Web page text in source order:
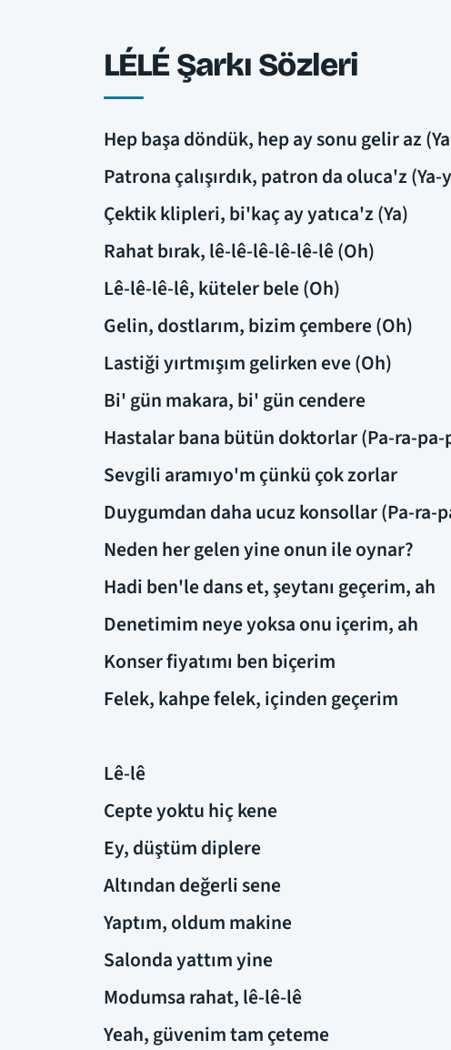
LÉLÉ Şarkı Sözleri
Hep başa döndük, hep ay sonu gelir az
Patrona çalışırdık, patron da oluca'z (Ya-
Çektik klipleri, bi'kaç ay yatıca'z (Ya)
Rahat bırak, lê-lê-lê-lê-lê-lê (Oh)
Lê-lê-lê-lê, küteler bele (Oh)
Gelin, dostlarım, bizim çembere (Oh)
Lastiği yırtmışım gelirken eve (Oh)
Bi' gün makara, bi' gün cendere
Hastalar bana bütün doktorlar (Pa-ra-pa-
Sevgili aramıyo'm çünkü çok zorlar
Duygumdan daha ucuz konsollar (Pa-ra-
Neden her gelen yine onun ile oynar?
Hadi ben'le dans et, şeytanı geçerim, ah
Denetimim neye yoksa onu içerim, ah
Konser fiyatımı ben biçerim
Felek, kahpe felek, içinden geçerim
Lê-lê
Cepte yoktu hiç kene
Ey, düştüm diplere
Altından değerli sene
Yaptım, oldum makine
Salonda yattım yine
Modumsa rahat, lê-lê-lê
Yeah, güvenim tam çeteme